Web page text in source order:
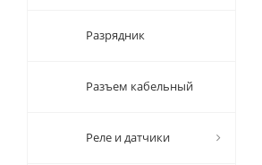
Разрядник
Разъем кабельный
Реле и датчики